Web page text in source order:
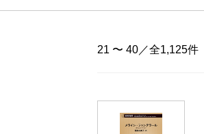
21 〜 40／全1,125件